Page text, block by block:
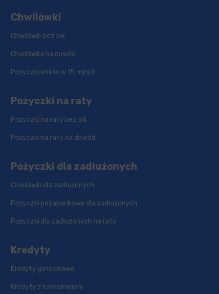
Chwilówki
Chwilówki bez bik
Chwilówka na dowód
Pożyczki online w 15 minut
Pożyczki na raty
Pożyczki na raty bez bik
Pożyczki na raty na dowód
Pożyczki dla zadłużonych
Chwilówki dla zadłużonych
Pożyczki pozabankowe dla zadłużonych
Pożyczki dla zadłużonych na raty
Kredyty
Kredyty gotówkowe
Kredyty z komornikiem